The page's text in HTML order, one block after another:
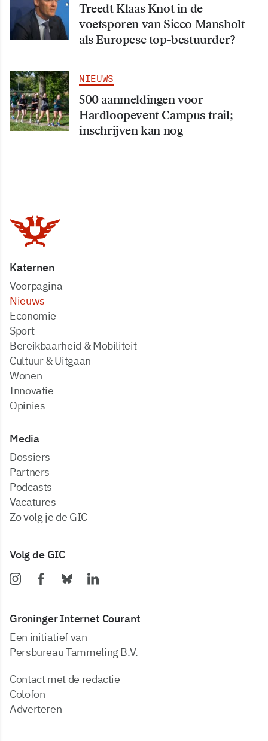
Treedt Klaas Knot in de
voetsporen van Sicco Mansholt
als Europese top-bestuurder?
NIEUWS
500 aanmeldingen voor
Hardloopevent Campus trail;
inschrijven kan nog
Katernen
Voorpagina
Nieuws
Economie
Sport
Bereikbaarheid & Mobiliteit
Cultuur & Uitgaan
Wonen
Innovatie
Opinies
Media
dossiers
partners
podcasts
vacatures
zo volg je de GIC
Volg de GIC
Groninger Internet Courant
Een initiatief van
Persbureau Tammeling B.V.
Contact met de redactie
Colofon
Adverteren